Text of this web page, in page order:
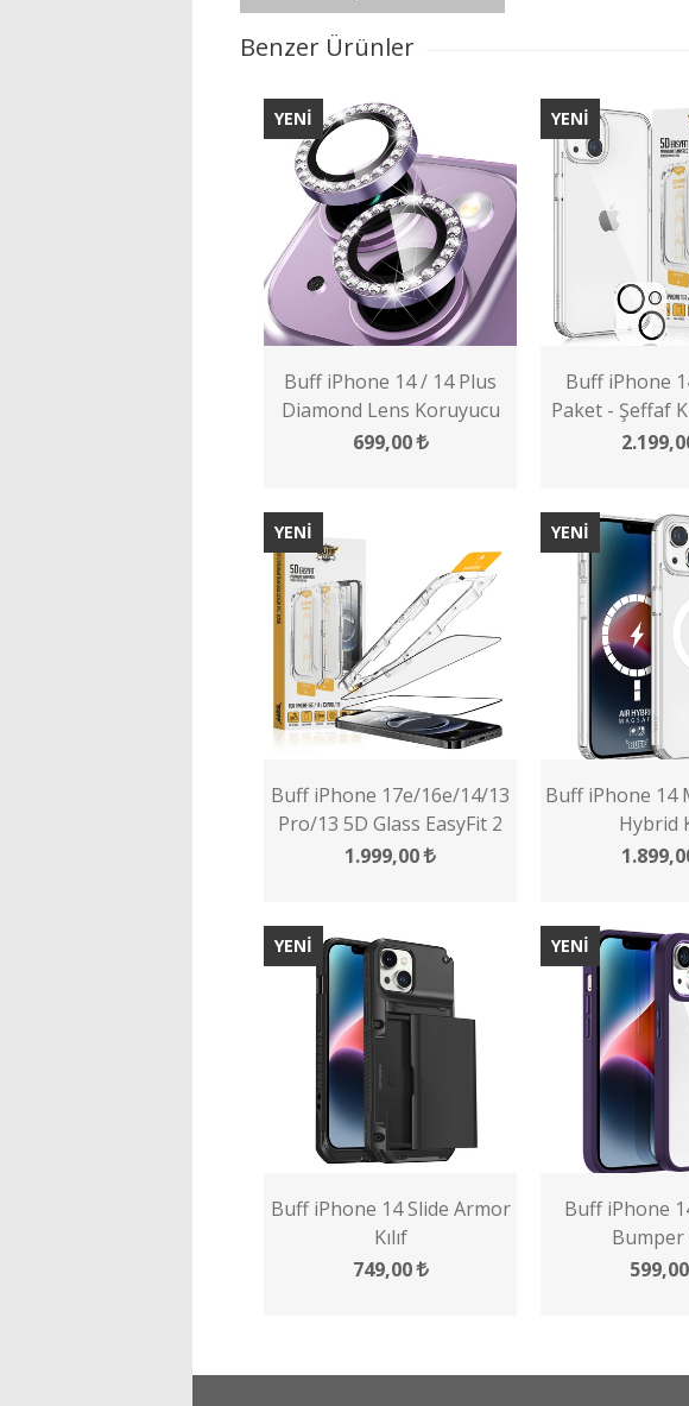
Benzer Ürünler
YENİ
Buff iPhone 14 / 14 Plus
Diamond Lens Koruyucu
699,00
YENİ
Buff iPhone
Paket - Şeffaf
Koruyucu +
YENİ
Buff iPhone 17e/16e/14/13
Pro/13 5D Glass EasyFit 2
Adet Ekran Koruyucu
1.999,00
YENİ
Buff iPhone 14
Hybrid
YENİ
Buff iPhone 14 Slide Armor
Kılıf
749,00
YENİ
Buff iPhone
Bumper